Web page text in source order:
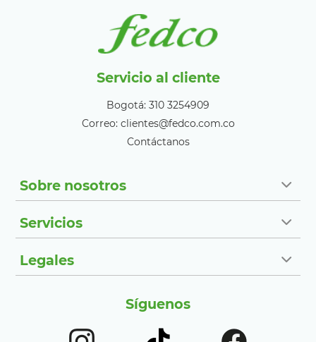
Servicio al cliente
Bogotá: 310 3254909
Correo: clientes@fedco.com.co
Contáctanos
Sobre nosotros
Servicios
Legales
Síguenos